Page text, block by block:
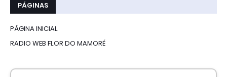
PÁGINAS
PÁGINA INICIAL
RADIO WEB FLOR DO MAMORÉ